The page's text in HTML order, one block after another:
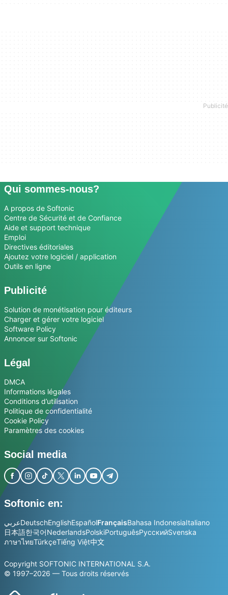
Qui sommes-nous?
A propos de Softonic
Centre de Sécurité et de Confiance
Aide et support technique
Emploi
Directives éditoriales
Ajoutez votre logiciel / application
Outils en ligne
Publicité
Solution de monétisation pour éditeurs
Charger et gérer votre logiciel
Software Policy
Annoncer sur Softonic
Légal
DMCA
Informations légales
Conditions d’utilisation
Politique de confidentialité
Cookie Policy
Paramètres des cookies
Social media
Softonic en:
عربيDeutschEnglishEspañolFrançaisBahasa IndonesiaItaliano
日本語한국어NederlandsPolskiPortuguêsРусскийSvenska
ภาษาไทยTürkçeTiếng Việt中文
Copyright SOFTONIC INTERNATIONAL S.A.
© 1997–2026 — Tous droits réservés